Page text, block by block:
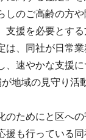
しのご高齢の方や
支援を必要とす
は、同社が日常
、速やかな支援
地域の見守り活
のためにと区へ
援も行っている同